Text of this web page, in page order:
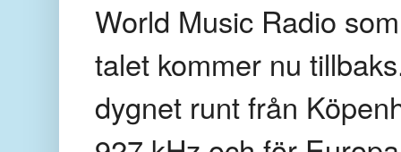
World Music Radio
talet kommer nu
dygnet runt från